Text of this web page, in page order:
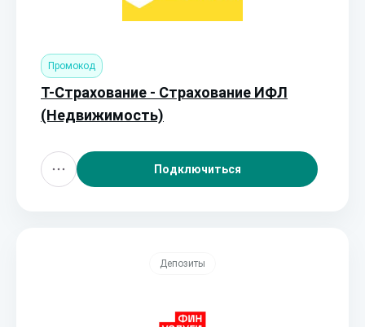
Промокод
Т-Страхование - Страхование ИФЛ
(Недвижимость)
Подключиться
Депозиты